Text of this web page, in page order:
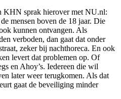
KHN sprak hierover met NU.nl:
mensen boven de 18 jaar. Die
kunnen ontvangen. Als
verboden, dan gaat dat onder
zeker bij nachthoreca. En ook
levert dat problemen op. Of
en Ahoy’s. Iedereen die wil
later weer terugkomen. Als dat
gaat de beveiliging minder